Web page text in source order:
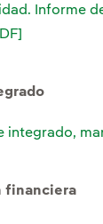
Informe
integrado,
financiera